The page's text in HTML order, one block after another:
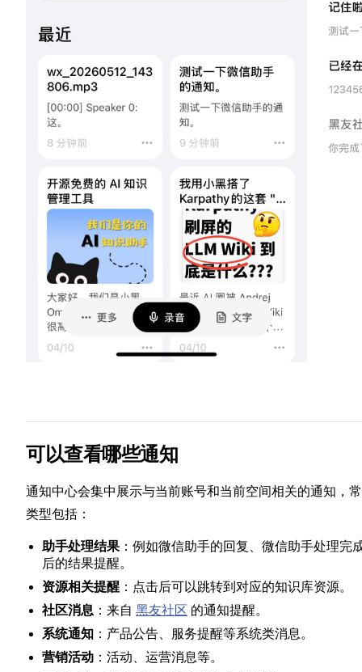
可以查看哪些通知
通知中心会集中展示与当前账号和当前空间相关的通知，
类型包括：
助手处理结果 ：例如微信助手的回复、微信助手处理完
后的结果提醒。
资源相关提醒 ：点击后可以跳转到对应的知识库资源。
社区消息 ：来自 黑友社区 的通知提醒。
系统通知 ：产品公告、服务提醒等系统类消息。
营销活动 ：活动、运营消息等。